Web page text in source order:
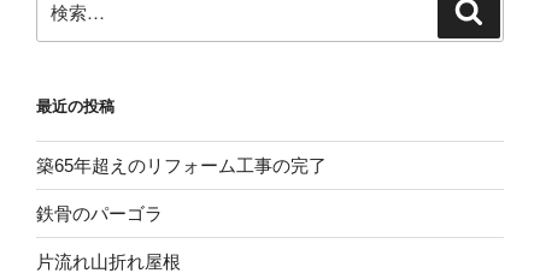
索:
最近の投稿
築65年超えのリフォーム工事の完了
鉄骨のパーゴラ
片流れ山折れ屋根